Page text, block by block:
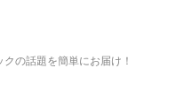
の話題を簡単にお届け！